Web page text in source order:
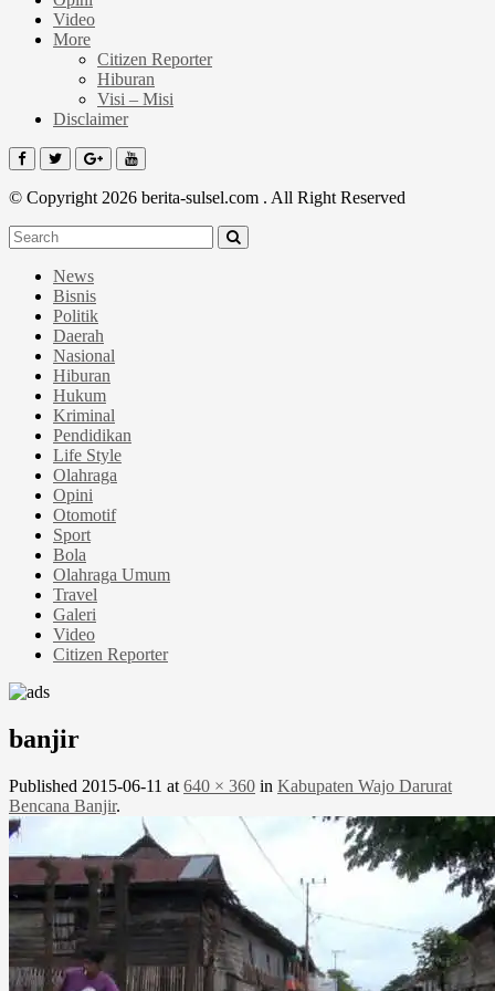
Video
More
Citizen Reporter
Hiburan
Visi – Misi
Disclaimer
© Copyright 2026 berita-sulsel.com . All Right Reserved
News
Bisnis
Politik
Daerah
Nasional
Hiburan
Hukum
Kriminal
Pendidikan
Life Style
Olahraga
Opini
Otomotif
Sport
Bola
Olahraga Umum
Travel
Galeri
Video
Citizen Reporter
banjir
Published 2015-06-11 at 640 × 360 in Kabupaten Wajo Darurat
Bencana Banjir.